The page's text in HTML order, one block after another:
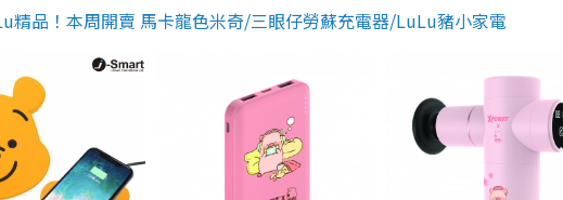
精品！本周開賣 馬卡龍色米奇/三眼仔勞蘇充電器/LuLu豬小家電